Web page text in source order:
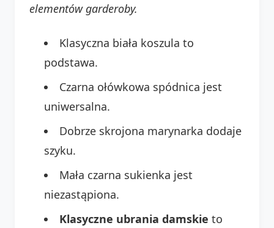
elementów garderoby.
Klasyczna biała koszula to
podstawa.
Czarna ołówkowa spódnica jest
uniwersalna.
Dobrze skrojona marynarka dodaje
szyku.
Mała czarna sukienka jest
niezastąpiona.
Klasyczne ubrania damskie to